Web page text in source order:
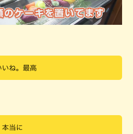
いね。最高
本当に